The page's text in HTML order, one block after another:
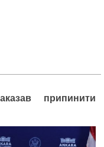
припинити